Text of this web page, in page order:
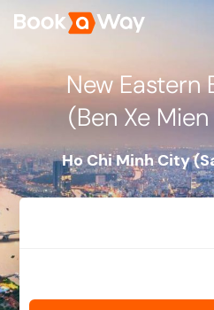
New Eastern
(Ben Xe
Ho Chi Minh City